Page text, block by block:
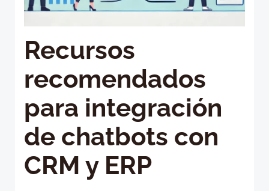
Recursos
recomendados
para integración
de chatbots con
CRM y ERP